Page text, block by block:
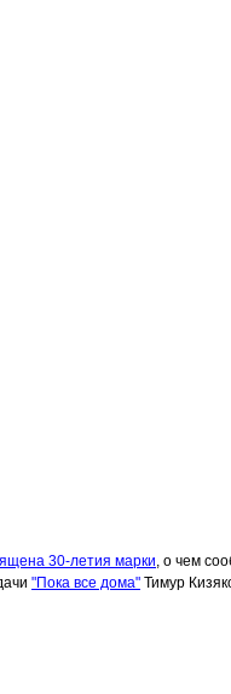
30-летия марки, о чем
"Пока все дома" Тимур